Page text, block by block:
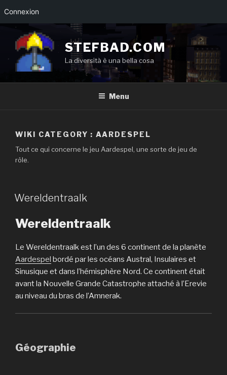
Connexion
contenu
principal
STEFBAD.COM
La diversità è una bella cosa
Menu
WIKI CATEGORY :AARDESPEL
Tout ce qui concerne le jeu Aardespel, une sorte de jeu de
rôle.
Wereldentraalk
Wereldentraalk
Le Wereldentraalk est l’un des 6 continent de la planète
Aardespel bordé par les océans Austral, Insulaires et
Sinusique et dans l’hémisphère Nord. Ce continent était
avant la Nouvelle Grande Catastrophe attaché à l’Erevie
au niveau du bras de l’Amnerak.
Géographie